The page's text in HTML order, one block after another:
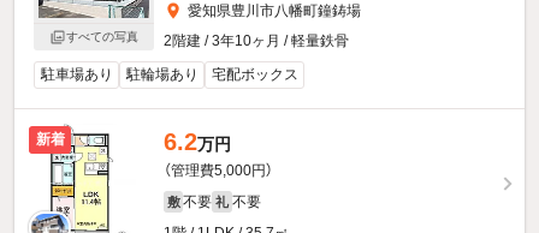
すべての写真
愛知県豊川市八幡町鐘鋳場
2階建 / 3年10ヶ月 / 軽量鉄骨
駐車場あり
駐輪場あり 宅配ボックス
新着 6.2万円
（管理費5,000円）
敷 不要 礼 不要